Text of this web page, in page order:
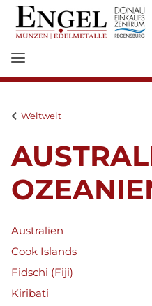
Weltweit
Australien
Cook Islands
Fidschi (Fiji)
Kiribati